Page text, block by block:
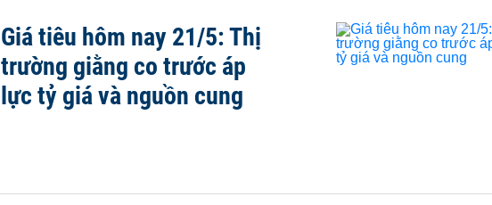
Giá tiêu hôm nay 21/5: Thị
trường giằng co trước áp
lực tỷ giá và nguồn cung